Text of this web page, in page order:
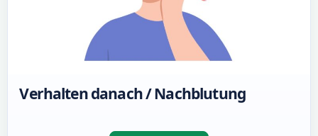
Verhalten danach / Nachblutung